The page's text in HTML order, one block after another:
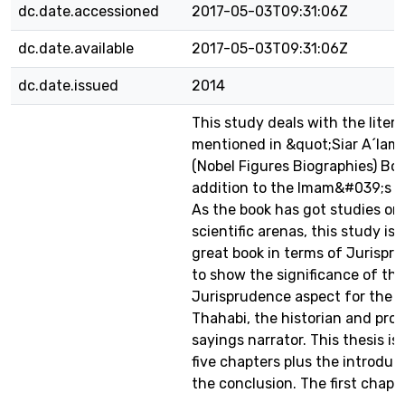
dc.date.accessioned 2017-05-03T09:31:06Z
dc.date.available 2017-05-03T09:31:06Z
dc.date.issued 2014
This study deals with the
mentioned in &quot;Siar A´lam
(Nobel Figures Biographies)
addition to the Imam&#039;s
As the book has got studies on
scientific arenas, this study is
great book in terms of
to show the significance of the
Jurisprudence aspect for the
Thahabi, the historian and
sayings narrator. This thesis
five chapters plus the
the conclusion. The first